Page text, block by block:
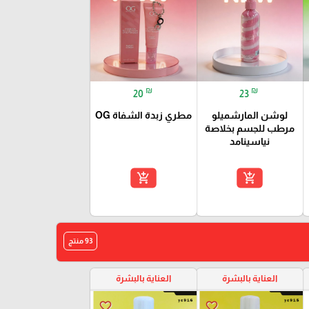
23 ₪
لوشن المارشميلو
مرطب للجسم بخلاصة
نياسينامد
add_shopping_cart
20 ₪
مطري زبدة الشفاة OG
add_shopping_cart
93 منتج
العناية بالبشرة
favorite_border
العناية بالبشرة
favorite_border